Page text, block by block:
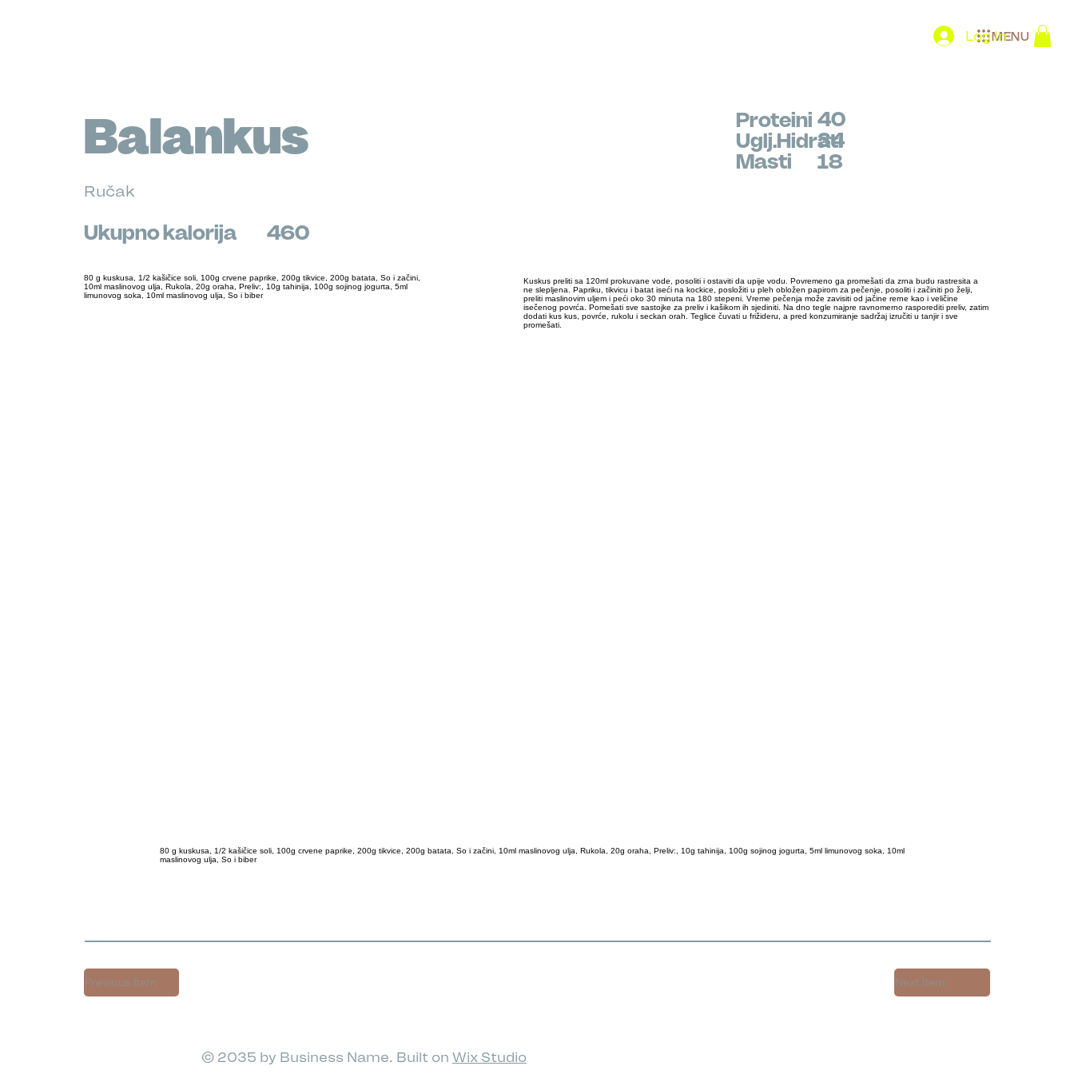
MENU
Log In
Balankus
Ručak
Ukupno kalorija 460
Proteini
Uglj.Hidrati
40
Masti
34
18
80 g kuskusa, 1/2 kašičice soli, 100g crvene paprike, 200g tikvice, 200g batata, So i začini,
10ml maslinovog ulja, Rukola, 20g oraha, Preliv:, 10g tahinija, 100g sojinog jogurta, 5ml
limunovog soka, 10ml maslinovog ulja, So i biber
Kuskus preliti sa 120ml prokuvane vode, posoliti i ostaviti da upije vodu. Povremeno ga promešati da zrna budu rastresita a
ne slepljena. Papriku, tikvicu i batat iseći na kockice, posložiti u pleh obložen papirom za pečenje, posoliti i začiniti po želji,
preliti maslinovim uljem i peći oko 30 minuta na 180 stepeni. Vreme pečenja može zavisiti od jačine rerne kao i veličine
isečenog povrća. Pomešati sve sastojke za preliv i kašikom ih sjediniti. Na dno tegle najpre ravnomerno rasporediti preliv, zatim
dodati kus kus, povrće, rukolu i seckan orah. Teglice čuvati u frižideru, a pred konzumiranje sadržaj izručiti u tanjir i sve
promešati.
80 g kuskusa, 1/2 kašičice soli, 100g crvene paprike, 200g tikvice, 200g batata, So i začini, 10ml maslinovog ulja, Rukola, 20g oraha, Preliv:, 10g tahinija, 100g sojinog jogurta, 5ml limunovog soka, 10ml
maslinovog ulja, So i biber
Previous Item Next Item
© 2035 by Business Name. Built on Wix Studio